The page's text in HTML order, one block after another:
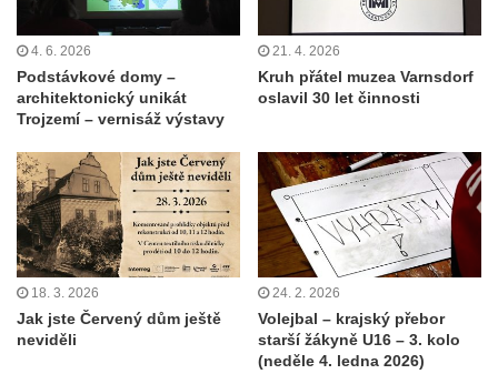
4. 6. 2026
Podstávkové domy –
architektonický unikát
Trojzemí – vernisáž výstavy
21. 4. 2026
Kruh přátel muzea Varnsdorf
oslavil 30 let činnosti
18. 3. 2026
Jak jste Červený dům ještě
neviděli
24. 2. 2026
Volejbal – krajský přebor
starší žákyně U16 – 3. kolo
(neděle 4. ledna 2026)